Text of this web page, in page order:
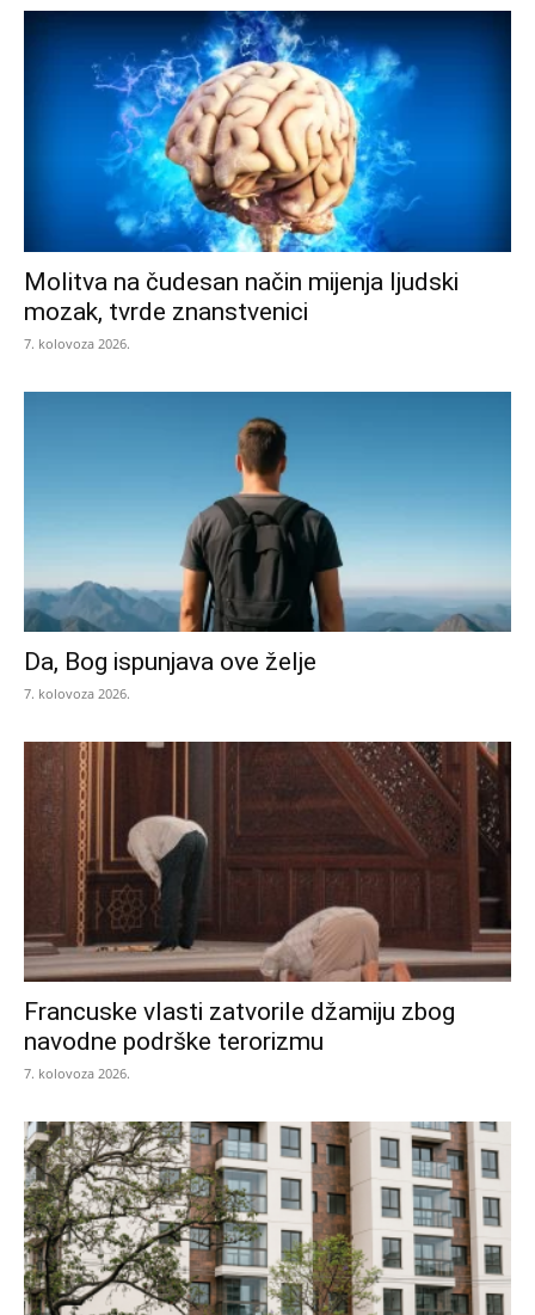
Molitva na čudesan način mijenja ljudski
mozak, tvrde znanstvenici
7. kolovoza 2026.
Da, Bog ispunjava ove želje
7. kolovoza 2026.
Francuske vlasti zatvorile džamiju zbog
navodne podrške terorizmu
7. kolovoza 2026.